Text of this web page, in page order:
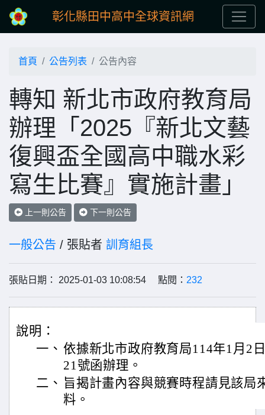
彰化縣田中高中全球資訊網
首頁 公告列表 公告內容
轉知 新北市政府教育局
辦理「2025『新北文藝
復興盃全國高中職水彩
寫生比賽』實施計畫」
上一則公告 下一則公告
一般公告 / 張貼者 訓育組長
張貼日期： 2025-01-03 10:08:54 點閱： 232
說明：
一、 依據新北市政府教育局114年1月2
21號函辦理。
二、 旨揭計畫內容與競賽時程請見該局
料。